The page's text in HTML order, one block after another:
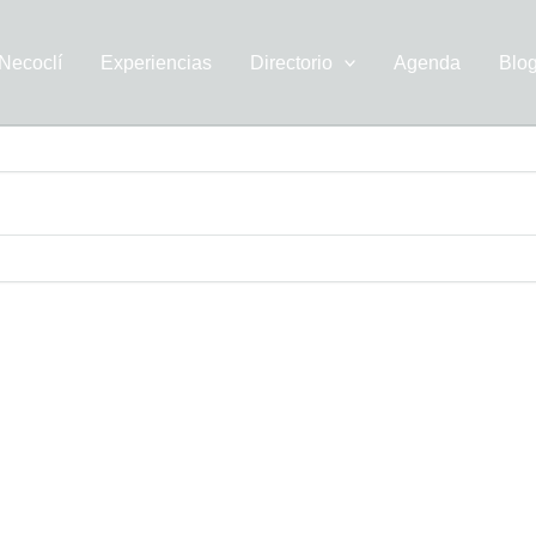
Necoclí Experiencias Directorio Agenda Blog